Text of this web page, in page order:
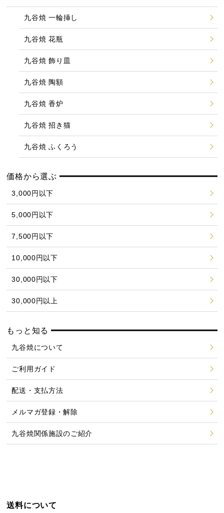
九谷焼 一輪挿し
九谷焼 花瓶
九谷焼 飾り皿
九谷焼 陶額
九谷焼 香炉
九谷焼 招き猫
九谷焼 ふくろう
価格から選ぶ
3,000円以下
5,000円以下
7,500円以下
10,000円以下
30,000円以下
30,000円以上
もっと知る
九谷焼について
ご利用ガイド
配送・支払方法
メルマガ登録・解除
九谷焼関係施設のご紹介
送料について